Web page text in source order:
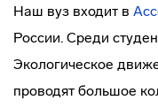
Наш вуз входит в
России. Среди
Экологическое
проводят большое